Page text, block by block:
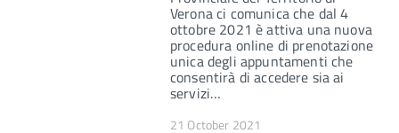
Verona ci comunica che dal 4
ottobre 2021 è attiva una nuova
procedura online di prenotazione
unica degli appuntamenti che
consentirà di accedere sia ai
servizi…
21 October 2021